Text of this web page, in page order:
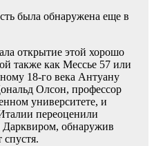
была обнаружена еще в
открытие этой хорошо
также как Мессье 57 или
18-го века Антуану
Олсон, профессор
университете, и
переоценили
Дарквиром, обнаружив
спустя.